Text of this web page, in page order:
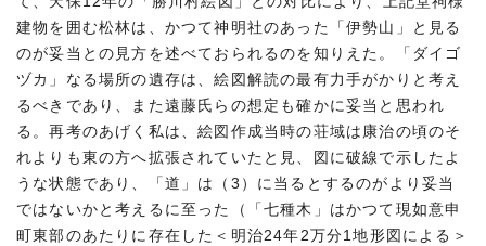
建物を囲む松林は、かつて神明社のあった「伊勢山」と見る
のが妥当との見方を述べておられるのを知りえた。「ダイゴ
ヅカ」なる場所の遺存は、絵図解読の最有力手がかりと考え
るべきであり、また遠藤氏らの想定も確かに妥当と思われ
る。再考のあげく私は、絵図作成当時の荘域は康治の頃のそ
れよりも東の方へ拡張されていたと見、図に破線で示したよ
うな状態であり、「道」は（3）に当るとするのがより妥当
ではないかと考えるに至った（「七種木」はかつて現如意申
町東部のあたりに存在した＜明治24年2万分1地形図による＞